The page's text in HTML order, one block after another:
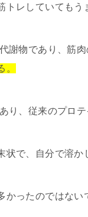
トレしていてもう
謝物であり、筋
り、従来のプロ
状で、自分で溶か
ったのではない